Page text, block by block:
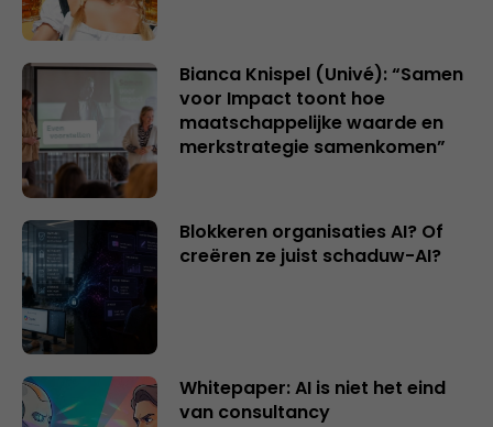
Bianca Knispel (Univé): “Samen
voor Impact toont hoe
maatschappelijke waarde en
merkstrategie samenkomen”
Blokkeren organisaties AI? Of
creëren ze juist schaduw-AI?
Whitepaper: AI is niet het eind
van consultancy